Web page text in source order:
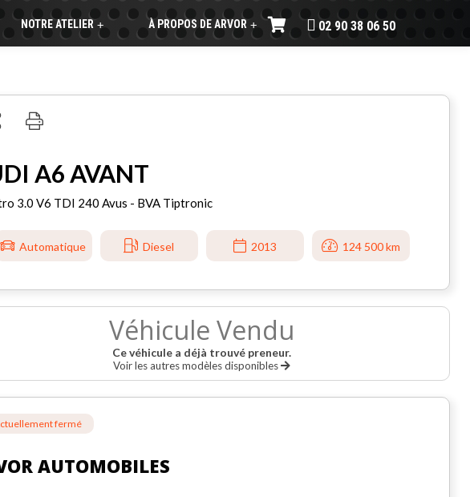
+
NOTRE ATELIER +
À PROPOS DE ARVOR 02 90 38 06 50
A6 AVANT
3.0 V6 TDI 240 Avus - BVA Tiptronic
Automatique Diesel 2013 124 500 km
Véhicule Vendu
Ce véhicule a déjà trouvé preneur.
Voir les autres modèles disponibles
fermé
AUTOMOBILES